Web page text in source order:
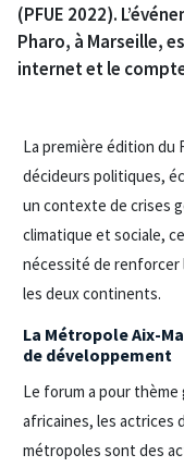
(PFUE 2022).
Pharo, à Marseille,
internet et le
La première édition du
décideurs politiques,
un contexte de crises
climatique et sociale,
nécessité de renforcer
les deux continents.
La Métropole Aix-
de développement
Le forum a pour
africaines, les actrices
métropoles sont des